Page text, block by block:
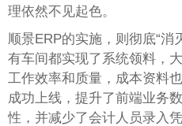
理依然不见起色。
顺景ERP的实施，则彻底“消
有车间都实现了系统领料，
工作效率和质量，成本资料
成功上线，提升了前端业务
性，并减少了会计人员录入